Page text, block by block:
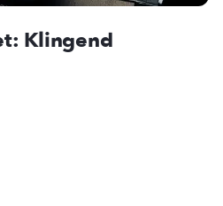
Klingend